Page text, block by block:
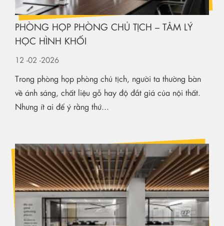
PHÒNG HỌP PHÒNG CHỦ TỊCH – TÂM LÝ
HỌC HÌNH KHỐI
12 -02 -2026
Trong phòng họp phòng chủ tịch, người ta thường bàn
về ánh sáng, chất liệu gỗ hay độ đắt giá của nội thất.
Nhưng ít ai để ý rằng thứ...